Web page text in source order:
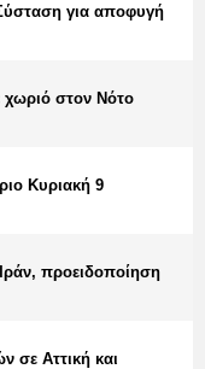
για αποφυγή
χωριό στον Νότο
Κυριακή 9
προειδοποίηση
σε Αττική και